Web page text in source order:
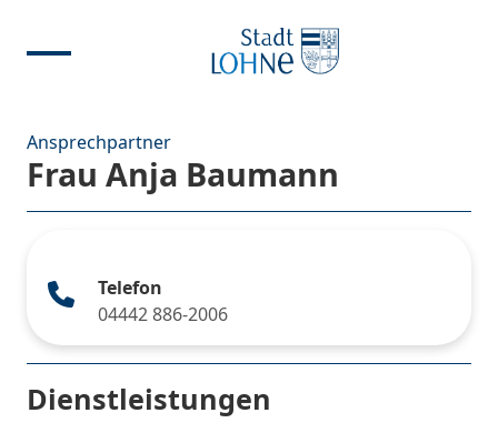
Ansprechpartner
Frau Anja Baumann
Telefon
04442 886-2006
Dienstleistungen